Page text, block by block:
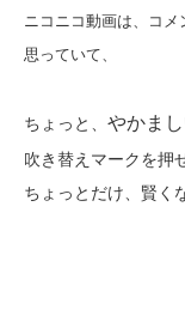
ニコニコ動画は、コメ
思っていて、
ちょっと、 やかまし
吹き替えマークを押
ちょっとだけ、賢く